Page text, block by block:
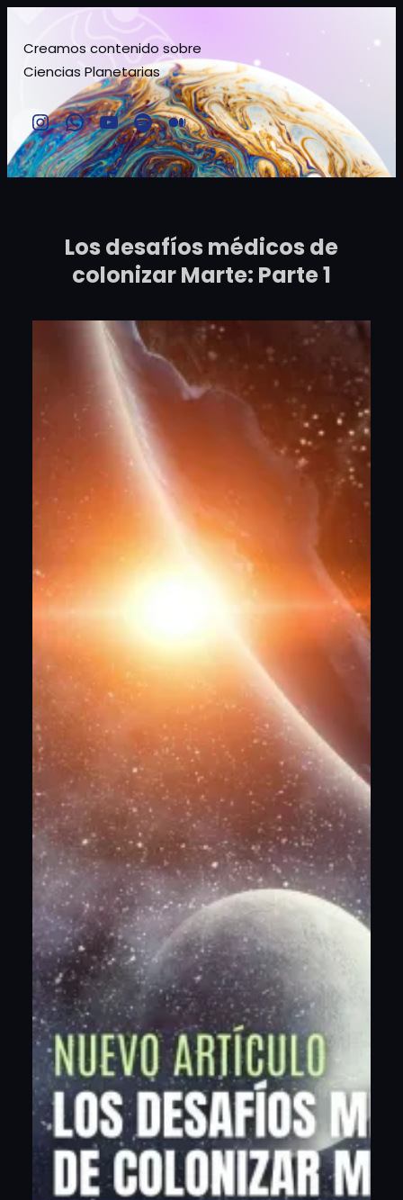
contenido
Creamos contenido sobre
Ciencias Planetarias
Instagram
Comunidad TMSchile
YouTube
Spotify
Medium
Los desafíos médicos de
colonizar Marte: Parte 1